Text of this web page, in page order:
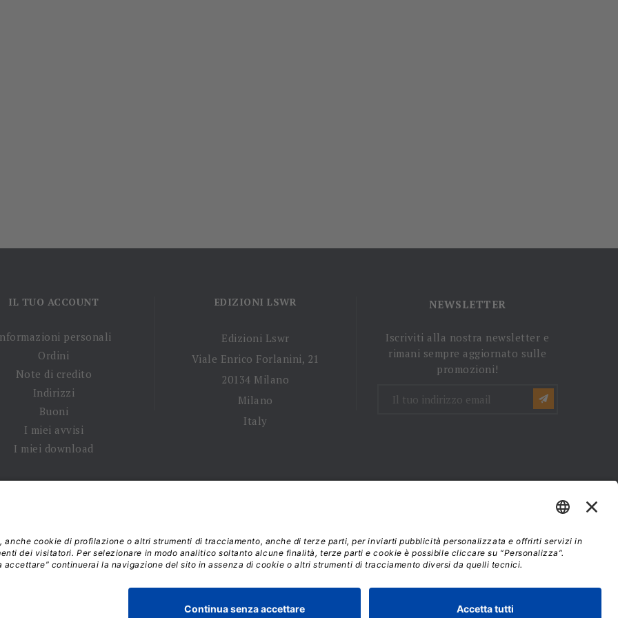
IL TUO ACCOUNT
personali
Ordini
Note di credito
Indirizzi
Buoni
I miei avvisi
I miei download
EDIZIONI LSWR
Edizioni Lswr
Viale Enrico Forlanini, 21
20134 Milano
Milano
Italy
NEWSLETTER
Iscriviti alla nostra newsletter e
rimani sempre aggiornato sulle
promozioni!
- La Tribuna S.r.l. | P.IVA 01702840180 | C.F. 01107460337
Responsabile della Protezione dei Dati: dpo@lswr.it
Viale Enrico Forlanini, 21 - 20134 Milano (MI)